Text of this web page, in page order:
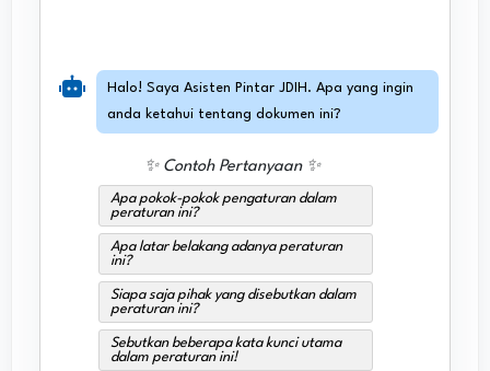
✨ Contoh Pertanyaan ✨
Apa pokok-pokok pengaturan dalam
peraturan ini?
Apa latar belakang adanya peraturan
ini?
Siapa saja pihak yang disebutkan dalam
peraturan ini?
Sebutkan beberapa kata kunci utama
dalam peraturan ini!
Halo! Saya Asisten Pintar JDIH. Apa yang ingin
anda ketahui tentang dokumen ini?